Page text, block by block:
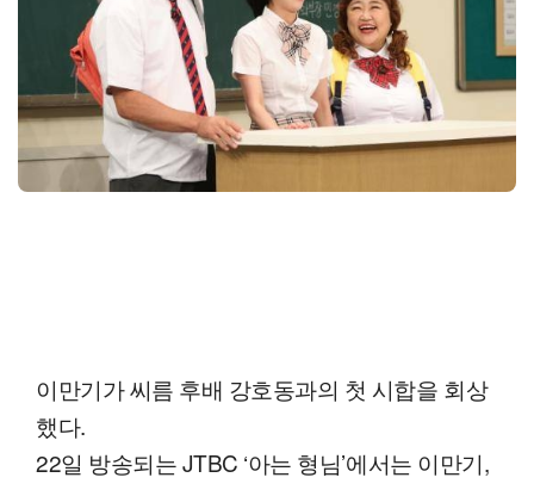
이만기가 씨름 후배 강호동과의 첫 시합을 회상
했다.
22일 방송되는 JTBC ‘아는 형님’에서는 이만기,